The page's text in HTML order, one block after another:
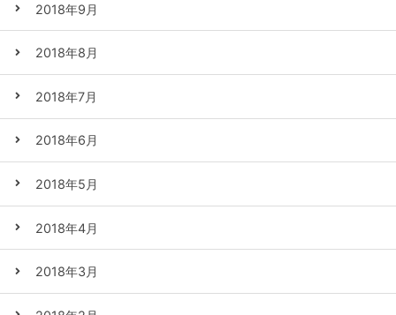
2018年9月
2018年8月
2018年7月
2018年6月
2018年5月
2018年4月
2018年3月